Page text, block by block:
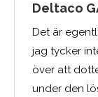
Deltaco
Det är
jag tycker
över att
under den